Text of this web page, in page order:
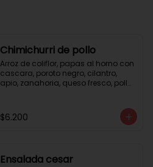
Chimichurri de pollo
Arroz de coliflor, papas al horno con
cascara, poroto negro, cilantro,
apio, zanahoria, queso fresco, pollo
$6.200
Ensalada cesar